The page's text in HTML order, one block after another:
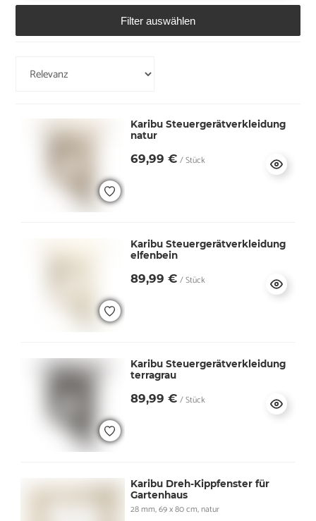
Filter auswählen
Karibu Steuergerätverkleidung
natur
69,99 € / Stück
Karibu Steuergerätverkleidung
elfenbein
89,99 € / Stück
Karibu Steuergerätverkleidung
terragrau
89,99 € / Stück
Karibu Dreh-Kippfenster für
Gartenhaus
28 mm, 69 x 80 cm, natur